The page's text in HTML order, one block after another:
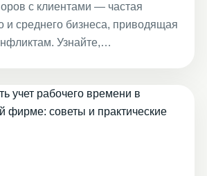
с клиентами — частая
и среднего бизнеса, приводящая
Узнайте,…